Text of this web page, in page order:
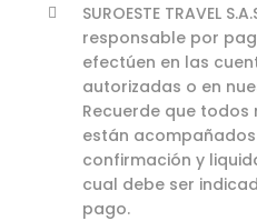
SUROESTE TRAVEL
responsable por
efectúen en las
autorizadas o en
Recuerde que todos
están
confirmación y
cual debe ser
pago.